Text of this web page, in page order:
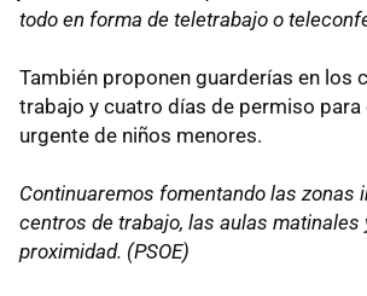
todo en forma de teletrabajo o
También proponen guarderías en los
trabajo y cuatro días de permiso para
urgente de niños menores.
Continuaremos fomentando las zonas
centros de trabajo, las aulas matinales
proximidad. (PSOE)